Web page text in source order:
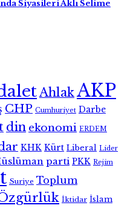
Siyasileri Aklı Selime
AhlakAKP
CHP Cumhuriyet Darbe
din ekonomi ERDEM
KHK Kürt Liberal Lider
parti PKK Rejim
Suriye Toplum
İktidar İslam